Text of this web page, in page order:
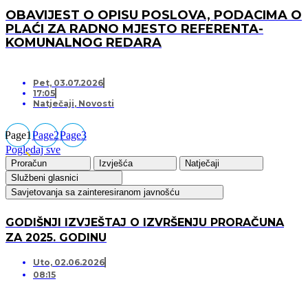
OBAVIJEST O OPISU POSLOVA, PODACIMA O
PLAĆI ZA RADNO MJESTO REFERENTA-
KOMUNALNOG REDARA
Pet, 03.07.2026
17:05
Natječaji, Novosti
Page1Page2Page3
Pogledaj sve
Proračun Izvješća
Natječaji
Službeni glasnici
Savjetovanja sa zainteresiranom javnošću
GODIŠNJI IZVJEŠTAJ O IZVRŠENJU PRORAČUNA
ZA 2025. GODINU
Uto, 02.06.2026
08:15